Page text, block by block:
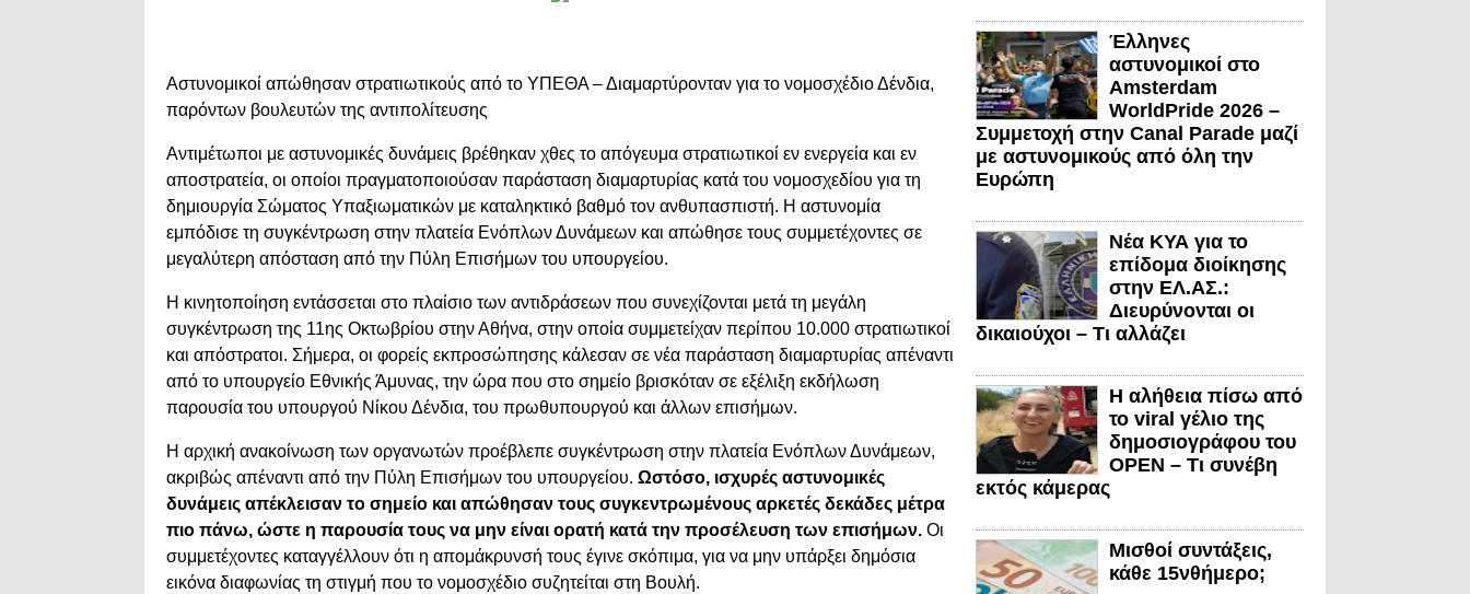
Αστυνομικοί απώθησαν στρατιωτικούς από το ΥΠΕΘΑ – Διαμαρτύρονταν για το νομοσχέδιο Δένδια,
παρόντων βουλευτών της αντιπολίτευσης
Αντιμέτωποι με αστυνομικές δυνάμεις βρέθηκαν χθες το απόγευμα στρατιωτικοί εν ενεργεία και εν
αποστρατεία, οι οποίοι πραγματοποιούσαν παράσταση διαμαρτυρίας κατά του νομοσχεδίου για τη
δημιουργία Σώματος Υπαξιωματικών με καταληκτικό βαθμό τον ανθυπασπιστή. Η αστυνομία
εμπόδισε τη συγκέντρωση στην πλατεία Ενόπλων Δυνάμεων και απώθησε τους συμμετέχοντες σε
μεγαλύτερη απόσταση από την Πύλη Επισήμων του υπουργείου.
Η κινητοποίηση εντάσσεται στο πλαίσιο των αντιδράσεων που συνεχίζονται μετά τη μεγάλη
συγκέντρωση της 11ης Οκτωβρίου στην Αθήνα, στην οποία συμμετείχαν περίπου 10.000 στρατιωτικοί
και απόστρατοι. Σήμερα, οι φορείς εκπροσώπησης κάλεσαν σε νέα παράσταση διαμαρτυρίας απέναντι
από το υπουργείο Εθνικής Άμυνας, την ώρα που στο σημείο βρισκόταν σε εξέλιξη εκδήλωση
παρουσία του υπουργού Νίκου Δένδια, του πρωθυπουργού και άλλων επισήμων.
Η αρχική ανακοίνωση των οργανωτών προέβλεπε συγκέντρωση στην πλατεία Ενόπλων Δυνάμεων,
ακριβώς απέναντι από την Πύλη Επισήμων του υπουργείου. Ωστόσο, ισχυρές αστυνομικές
δυνάμεις απέκλεισαν το σημείο και απώθησαν τους συγκεντρωμένους αρκετές δεκάδες μέτρα
πιο πάνω, ώστε η παρουσία τους να μην είναι ορατή κατά την προσέλευση των επισήμων. Οι
συμμετέχοντες καταγγέλλουν ότι η απομάκρυνσή τους έγινε σκόπιμα, για να μην υπάρξει δημόσια
εικόνα διαφωνίας τη στιγμή που το νομοσχέδιο συζητείται στη Βουλή.
Έλληνες
αστυνομικοί στο
Amsterdam
WorldPride 2026 –
Συμμετοχή στην Canal Parade μαζί
με αστυνομικούς από όλη την
Ευρώπη
Νέα ΚΥΑ για το
επίδομα διοίκησης
στην ΕΛ.ΑΣ.:
Διευρύνονται οι
δικαιούχοι – Τι αλλάζει
Η αλήθεια πίσω από
το viral γέλιο της
δημοσιογράφου του
OPEN – Τι συνέβη
εκτός κάμερας
Μισθοί συντάξεις,
κάθε 15νθήμερο;